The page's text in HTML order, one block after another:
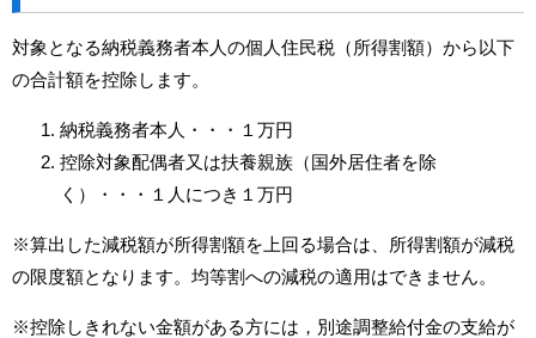
対象となる納税義務者本人の個人住民税（所得割額）から以下
の合計額を控除します。
納税義務者本人・・・１万円
控除対象配偶者又は扶養親族（国外居住者を除
く）・・・１人につき１万円
※算出した減税額が所得割額を上回る場合は、所得割額が減税
の限度額となります。均等割への減税の適用はできません。
※控除しきれない金額がある方には，別途調整給付金の支給が